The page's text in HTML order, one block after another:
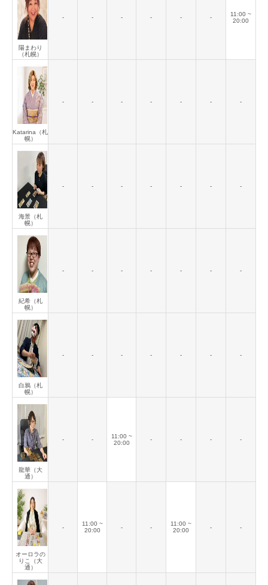
陽まわり
（札幌）
- - - - - -
11:00 ~
20:00
Katarina（札
幌）
- - - - - - -
海景（札
幌）
- - - - - - -
紀希（札
幌）
- - - - - - -
白鴉（札
幌）
- - - - - - -
龍華（大
通）
- -
11:00 ~
20:00
- - - -
オーロラの
りこ（大
通）
-
11:00 ~
20:00
- -
11:00 ~
20:00
- -